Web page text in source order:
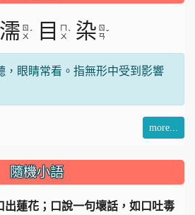
濡 ㄖ
ㄨ ˊ 目
ㄇ
ㄨ ˋ 染 ㄖ
ㄢˇ
，眼睛常看。指無形中受到影響
more...
隨機小語
蓮花；口說一句壞話，如口吐毒